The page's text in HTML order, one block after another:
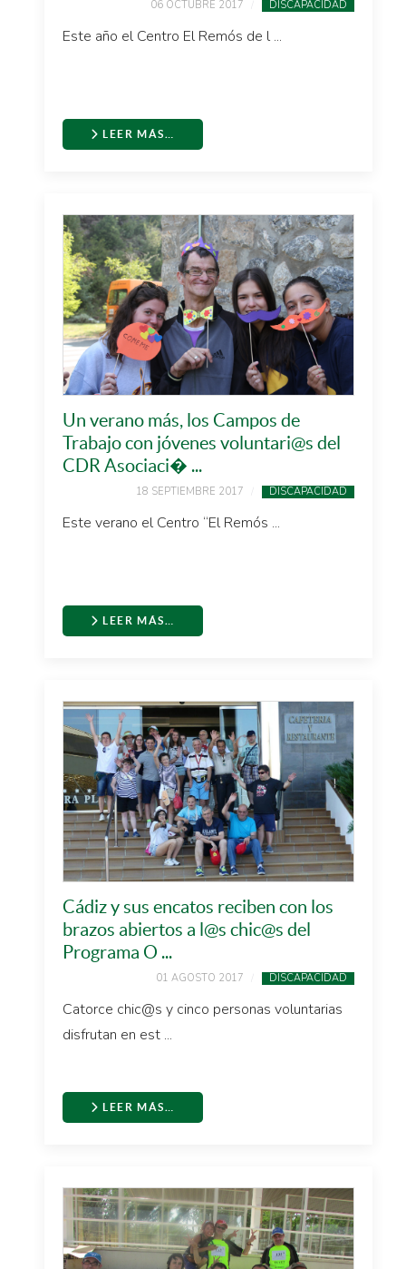
06 OCTUBRE 2017 DISCAPACIDAD
Este año el Centro El Remós de l ...
LEER MÁS…
Un verano más, los Campos de
Trabajo con jóvenes voluntari@s del
CDR Asociaci� ...
18 SEPTIEMBRE 2017 DISCAPACIDAD
Este verano el Centro “El Remós ...
LEER MÁS…
Cádiz y sus encatos reciben con los
brazos abiertos a l@s chic@s del
Programa O ...
01 AGOSTO 2017 DISCAPACIDAD
Catorce chic@s y cinco personas voluntarias
disfrutan en est ...
LEER MÁS…